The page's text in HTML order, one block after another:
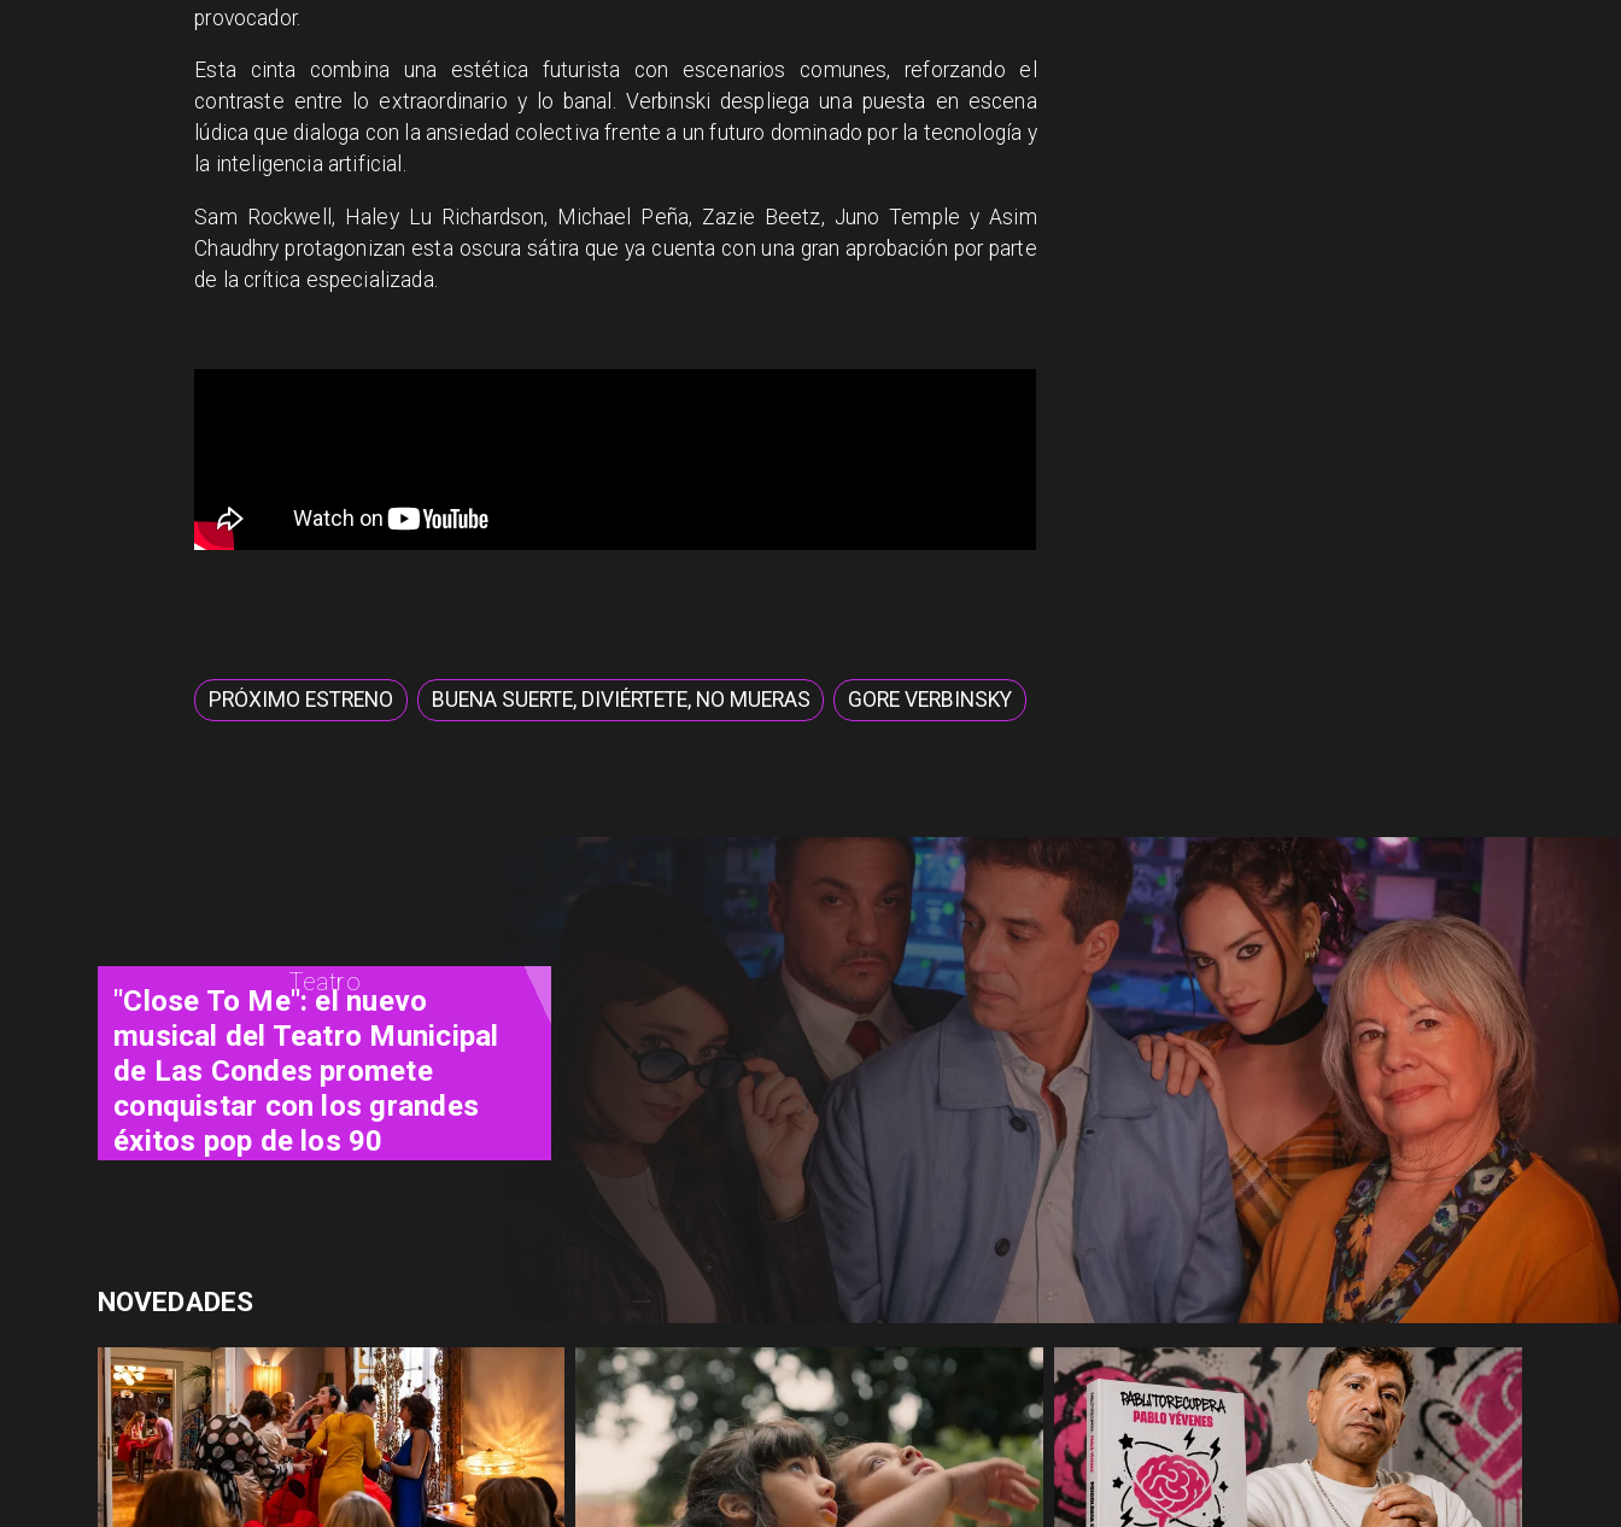
provocador.
Esta cinta combina una estética futurista con escenarios comunes, reforzando el
contraste entre lo extraordinario y lo banal. Verbinski despliega una puesta en escena
lúdica que dialoga con la ansiedad colectiva frente a un futuro dominado por la tecnología y
la inteligencia artificial.
Sam Rockwell, Haley Lu Richardson, Michael Peña, Zazie Beetz, Juno Temple y Asim
Chaudhry protagonizan esta oscura sátira que ya cuenta con una gran aprobación por parte
de la crítica especializada.
PRÓXIMO ESTRENO BUENA SUERTE, DIVIÉRTETE, NO MUERAS GORE VERBINSKY
Cine
"El Día D: Bajo Presión": las 72
horas que definieron el destino
de la guerra
NOVEDADES